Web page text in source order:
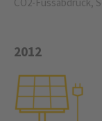
CO2-Fussabdruck,
2012